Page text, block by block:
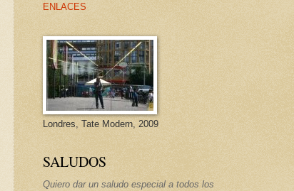
ENLACES
Londres, Tate Modern, 2009
SALUDOS
Quiero dar un saludo especial a todos los